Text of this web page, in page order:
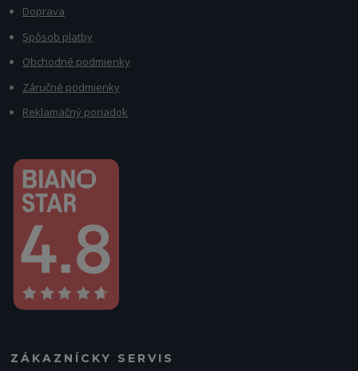
Doprava
Spôsob platby
Obchodné podmienky
Záručné podmienky
Reklamačný poriadok
ZÁKAZNÍCKY SERVIS